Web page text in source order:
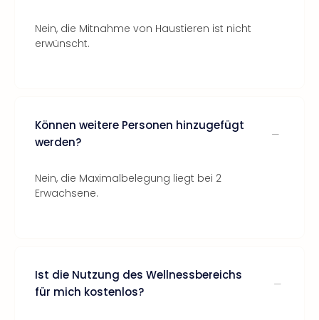
Nein, die Mitnahme von Haustieren ist nicht
erwünscht.
Können weitere Personen hinzugefügt
werden?
Nein, die Maximalbelegung liegt bei 2
Erwachsene.
Ist die Nutzung des Wellnessbereichs
für mich kostenlos?